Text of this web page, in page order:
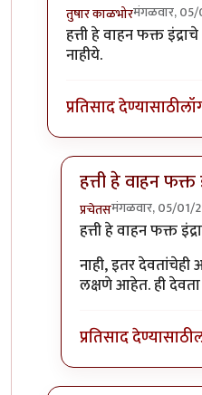
तुषार काळभोरमंगळवार, 05/
In reply toफोटो
हत्ती हे वाहन फक्त
नाहीये.
प्रतिसाद देण्यासाठी
हत्ती हे वाहन फक्त
प्रचेतसमंगळवार, 05/01/
In reply toइंद्र?by
हत्ती हे वाहन फक्त
नाही, इतर
लक्षणे आहेत. ही देवता
प्रतिसाद देण्यासाठी